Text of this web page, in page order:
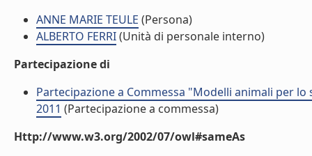
ANNE MARIE TEULE (Persona)
ALBERTO FERRI(Unità di personale interno)
Partecipazione di
Partecipazione a Commessa "Modelli animali per lo
2011 (Partecipazione a commessa)
Http://www.w3.org/2002/07/owl#sameAs